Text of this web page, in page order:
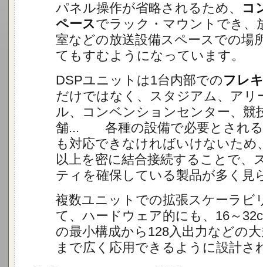
パネル操作が省略されるため、
コ
ペースでラック・マウントでき、
室などの放送設備スペースでの場
てもすむようになっています。
DSPユニットは1台内部でのフレ
だけではなく、スタジアム、アリ
ル、コンベンションセンター、競
舗... 各種の設備で必要とされる
も対応できなければいけないため
以上を密に結合接続することで、
ティを確保している製品が多く見
複数ユニットでの拡張スケーラビ
て、ハードウェア的にも、16～
の最小構成から128入出力などの
まで広く応用できるように設計さ